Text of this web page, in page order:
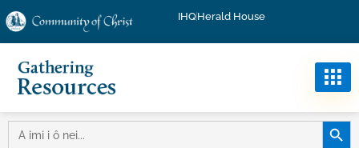
IHQHerald House
IMI
IMI